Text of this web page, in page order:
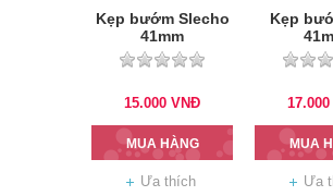
Kẹp bướm Slecho
41mm
15.000 VNĐ
MUA HÀNG
Ưa thích
Kẹp
17.000
MUA
Ưa